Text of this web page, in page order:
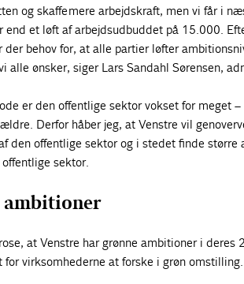
og skaffe mere arbejdskraft, men vi får i
end et løft af arbejdsudbuddet på 15.000.
der behov for, at alle partier løfter
alle ønsker, siger Lars Sandahl Sørensen,
er den offentlige sektor vokset for meget
Derfor håber jeg, at Venstre vil
den offentlige sektor og i stedet finde større
sektor.
ambitioner
at Venstre har grønne ambitioner i deres
virksomhederne at forske i grøn omstilling.